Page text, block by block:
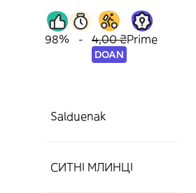
98% - 4,00 ₴
DOAN
Prime
Salduenak
СИТНІ МЛИНЦІ